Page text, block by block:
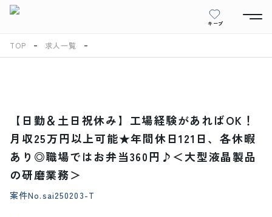
キープ
TOP 求人一覧
【日勤＆土日祝休み】工場経験があればOK！
月収25万円以上可能★年間休日121日、各休暇
あり◎職場ではお弁当360円♪＜大型液晶製品
の研磨業務＞
案件No.sai250203-T